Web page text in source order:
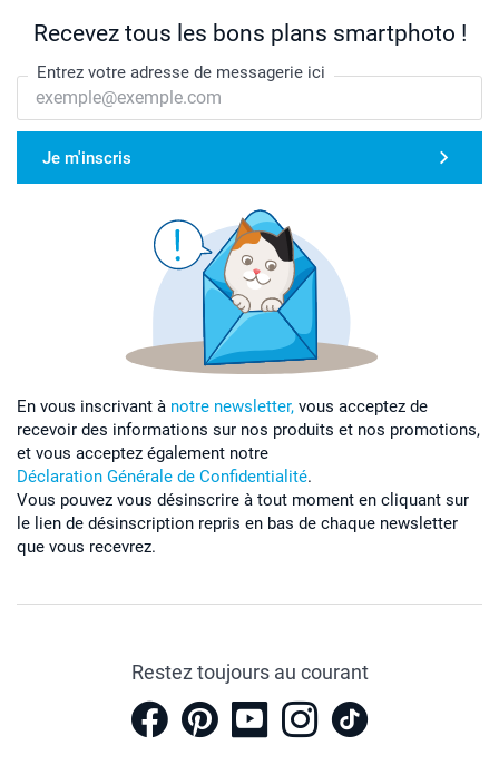
Recevez tous les bons plans smartphoto !
Entrez votre adresse de messagerie ici
Je m'inscris
En vous inscrivant à notre newsletter, vous acceptez de
recevoir des informations sur nos produits et nos promotions,
et vous acceptez également notre
Déclaration Générale de Confidentialité.
Vous pouvez vous désinscrire à tout moment en cliquant sur
le lien de désinscription repris en bas de chaque newsletter
que vous recevrez.
Restez toujours au courant